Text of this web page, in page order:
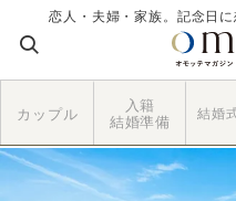
恋人・夫婦・家族。記念日
カップル
入籍
結婚準備
結婚